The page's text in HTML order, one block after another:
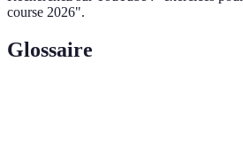
course 2026".
Glossaire